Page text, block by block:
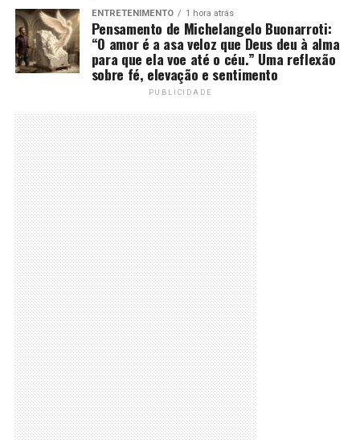
ENTRETENIMENTO 1 hora atrás
Pensamento de Michelangelo Buonarroti:
“O amor é a asa veloz que Deus deu à alma
para que ela voe até o céu.” Uma reflexão
sobre fé, elevação e sentimento
PUBLICIDADE